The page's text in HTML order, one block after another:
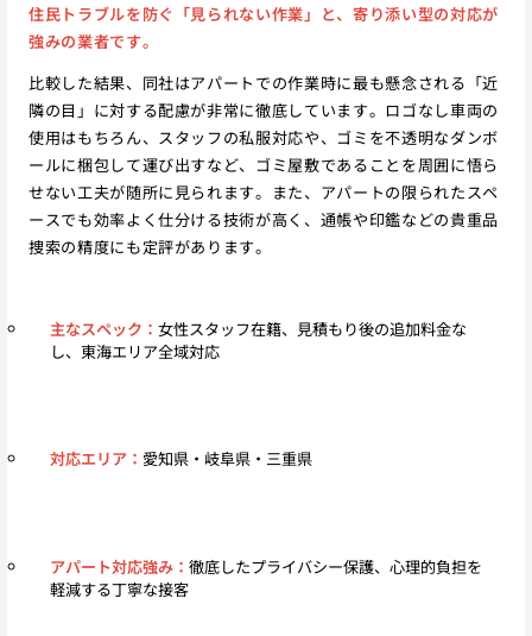
住民トラブルを防ぐ「見られない作業」と、寄り添い型の対応が
強みの業者です。
比較した結果、同社はアパートでの作業時に最も懸念される「近
隣の目」に対する配慮が非常に徹底しています。ロゴなし車両の
使用はもちろん、スタッフの私服対応や、ゴミを不透明なダンボ
ールに梱包して運び出すなど、ゴミ屋敷であることを周囲に悟ら
せない工夫が随所に見られます。また、アパートの限られたスペ
ースでも効率よく仕分ける技術が高く、通帳や印鑑などの貴重品
捜索の精度にも定評があります。
主なスペック： 女性スタッフ在籍、見積もり後の追加料金な
し、東海エリア全域対応
対応エリア： 愛知県・岐阜県・三重県
アパート対応強み： 徹底したプライバシー保護、心理的負担を
軽減する丁寧な接客